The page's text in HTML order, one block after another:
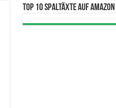
Top 10 Spaltäxte auf Amazon